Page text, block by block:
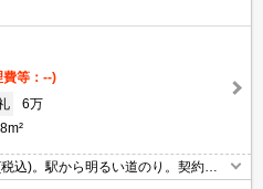
費等：--)
6万
込)。駅から明るい道のり。契約